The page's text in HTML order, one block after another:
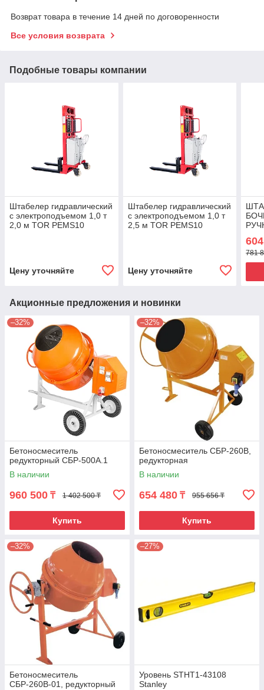
Возврат товара в течение 14 дней по договоренности
Все условия возврата
Подобные товары компании
Штабелер гидравлический
с электроподъемом 1,0 т
2,0 м TOR PEMS10
Цену уточняйте
Штабелер гидравлический
с электроподъемом 1,0 т
2,5 м TOR PEMS10
Цену уточняйте
781
Акционные предложения и новинки
–32%
Бетоносмеситель
редукторный СБР-500А.1
В наличии
960 500 ₸ 1 402 500 ₸
Купить
–32%
Бетоносмеситель СБР-260В,
редукторная
В наличии
654 480 ₸ 955 656 ₸
Купить
–32%
Бетоносмеситель
СБР-260В-01, редукторный
–27%
Уровень STHT1-43108
Stanley